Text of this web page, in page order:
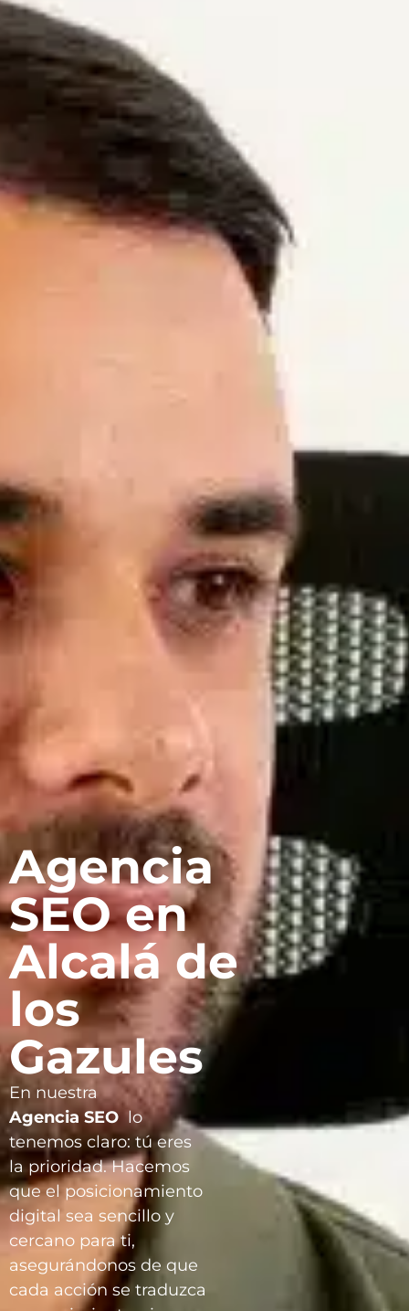
Agencia
SEO en
Alcalá de
los
Gazules
En nuestra
Agencia SEO lo
tenemos claro: tú eres
la prioridad. Hacemos
que el posicionamiento
digital sea sencillo y
cercano para ti,
asegurándonos de que
cada acción se traduzca